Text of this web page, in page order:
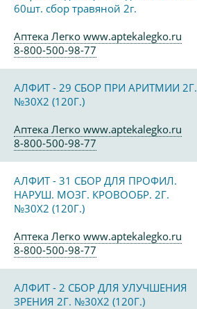
60шт. сбор травяной 2г.
Аптека Легко www.aptekalegko.ru
8-800-500-98-77
АЛФИТ - 29 СБОР ПРИ АРИТМИИ 2Г.
№30Х2 (120Г.)
Аптека Легко www.aptekalegko.ru
8-800-500-98-77
АЛФИТ - 31 СБОР ДЛЯ ПРОФИЛ.
НАРУШ. МОЗГ. КРОВООБР. 2Г.
№30Х2 (120Г.)
Аптека Легко www.aptekalegko.ru
8-800-500-98-77
АЛФИТ - 2 СБОР ДЛЯ УЛУЧШЕНИЯ
ЗРЕНИЯ 2Г. №30Х2 (120Г.)